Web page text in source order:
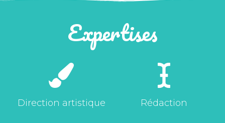
Expertises
Direction artistique Rédaction